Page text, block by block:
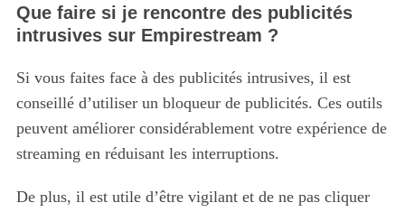
Que faire si je rencontre des publicités
intrusives sur Empirestream ?
Si vous faites face à des publicités intrusives, il est
conseillé d’utiliser un bloqueur de publicités. Ces outils
peuvent améliorer considérablement votre expérience de
streaming en réduisant les interruptions.
De plus, il est utile d’être vigilant et de ne pas cliquer